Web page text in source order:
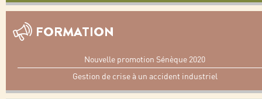
FORMATION
Nouvelle promotion Sénèque 2020
Gestion de crise à un accident industriel